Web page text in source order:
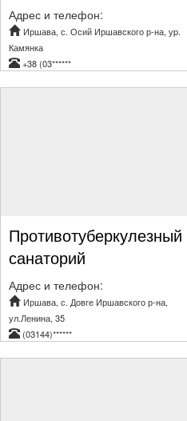
Адрес и телефон:
Иршава, с. Осий Иршавского р-на, уp.
Камянка
+38 (03******
Противотуберкулезный
санаторий
Адрес и телефон:
Иршава, с. Довге Иршавского р-на,
ул.Ленина, 35
(03144)******